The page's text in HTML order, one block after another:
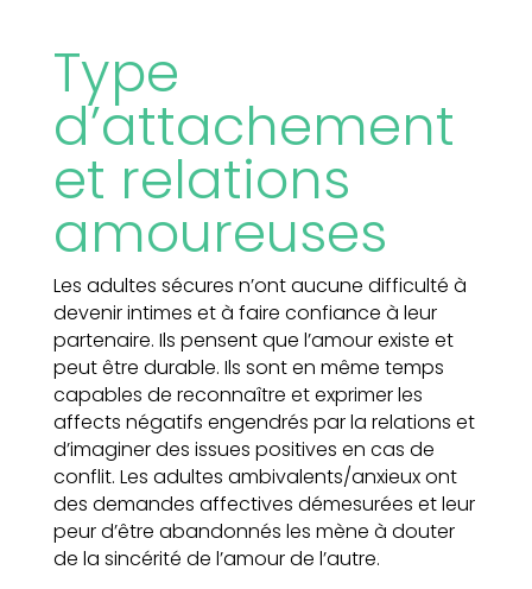
Type
d’attachement
et relations
amoureuses
Les adultes sécures n’ont aucune difficulté à
devenir intimes et à faire confiance à leur
partenaire. Ils pensent que l’amour existe et
peut être durable. Ils sont en même temps
capables de reconnaître et exprimer les
affects négatifs engendrés par la relations et
d’imaginer des issues positives en cas de
conflit. Les adultes ambivalents/anxieux ont
des demandes affectives démesurées et leur
peur d’être abandonnés les mène à douter
de la sincérité de l’amour de l’autre.